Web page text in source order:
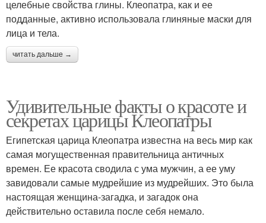
целебные свойства глины. Клеопатра, как и ее
подданные, активно использовала глиняные маски для
лица и тела.
читать дальше →
Удивительные факты о красоте и
секретах царицы Клеопатры
Египетская царица Клеопатра известна на весь мир как
самая могущественная правительница античных
времен. Ее красота сводила с ума мужчин, а ее уму
завидовали самые мудрейшие из мудрейших. Это была
настоящая женщина-загадка, и загадок она
действительно оставила после себя немало.